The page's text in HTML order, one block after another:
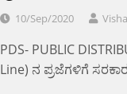
10/Sep/2020
PDS- PUBLIC
Line) ನ ಪ್ರಜೆಗಳಿಗೆ